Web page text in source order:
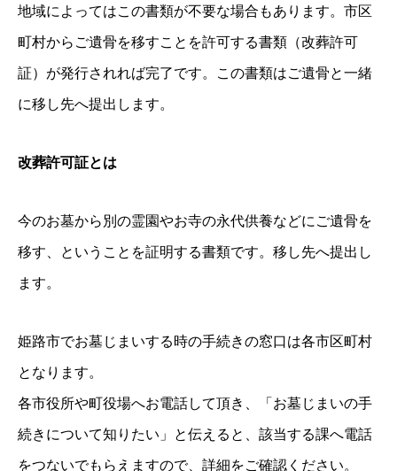
地域によってはこの書類が不要な場合もあります。市区
町村からご遺骨を移すことを許可する書類（改葬許可
証）が発行されれば完了です。この書類はご遺骨と一緒
に移し先へ提出します。
改葬許可証とは
今のお墓から別の霊園やお寺の永代供養などにご遺骨を
移す、ということを証明する書類です。移し先へ提出し
ます。
姫路市でお墓じまいする時の手続きの窓口は各市区町村
となります。
各市役所や町役場へお電話して頂き、「お墓じまいの手
続きについて知りたい」と伝える と、該当する課へ電話
をつないでもらえますので、詳細をご確認ください。